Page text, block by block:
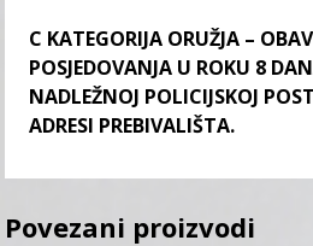
C KATEGORIJA ORUŽJA –
POSJEDOVANJA U ROKU 8
NADLEŽNOJ POLICIJSKOJ
ADRESI PREBIVALIŠTA.
Povezani proizvodi